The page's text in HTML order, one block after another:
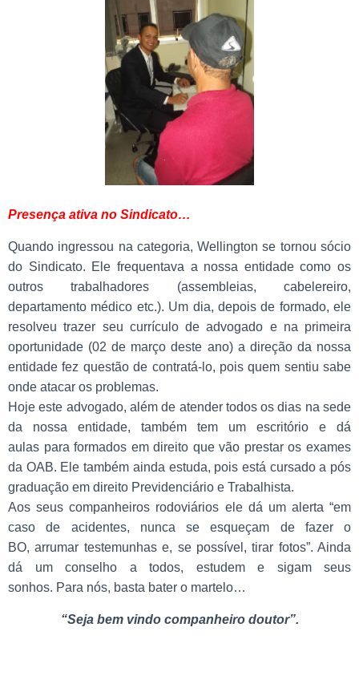
Presença ativa no Sindicato…
Quando ingressou na categoria, Wellington se tornou sócio
do Sindicato. Ele frequentava a nossa entidade como os
outros trabalhadores (assembleias, cabelereiro,
departamento médico etc.). Um dia, depois de formado, ele
resolveu trazer seu currículo de advogado e na primeira
oportunidade (02 de março deste ano) a direção da nossa
entidade fez questão de contratá-lo, pois quem sentiu sabe
onde atacar os problemas.
Hoje este advogado, além de atender todos os dias na sede
da nossa entidade, também tem um escritório e dá
aulas para formados em direito que vão prestar os exames
da OAB. Ele também ainda estuda, pois está cursado a pós
graduação em direito Previdenciário e Trabalhista.
Aos seus companheiros rodoviários ele dá um alerta “em
caso de acidentes, nunca se esqueçam de fazer o
BO, arrumar testemunhas e, se possível, tirar fotos”. Ainda
dá um conselho a todos, estudem e sigam seus
sonhos. Para nós, basta bater o martelo…
“Seja bem vindo companheiro doutor”.